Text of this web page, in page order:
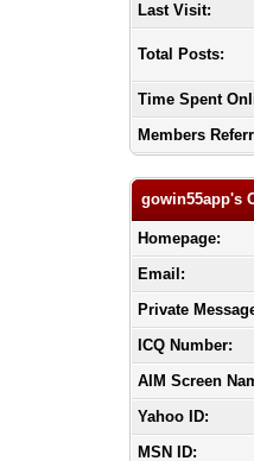
Last Visit:
Total Posts:
Time Spent
Members
gowin55app's
Homepage:
Email:
Private
ICQ Number:
AIM Screen
Yahoo ID:
MSN ID: